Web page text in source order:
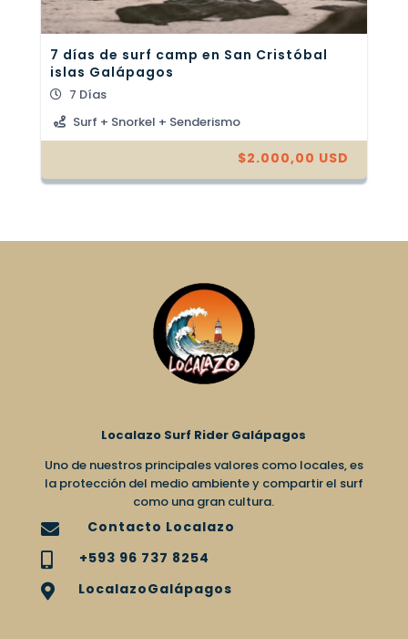
7 días de surf camp en San Cristóbal
islas Galápagos
7 Días
Surf + Snorkel + Senderismo
$2.000,00 USD
Localazo Surf Rider Galápagos
Uno de nuestros principales valores como locales, es
la protección del medio ambiente y compartir el surf
como una gran cultura.
 Contacto Localazo
 +593 96 737 8254
 LocalazoGalápagos